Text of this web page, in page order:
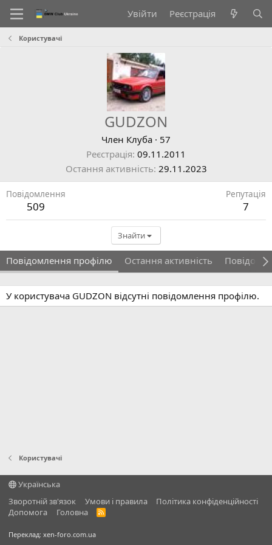
Увійти Реєстрація
Користувачі
GUDZON
Член Клуба · 57
Реєстрація 09.11.2011
Остання активність 29.11.2023
Повідомлення
509
Репутація
7
Знайти
Повідомлення профілю Остання активність
У користувача GUDZON відсутні повідомлення профілю.
Користувачі
Українська
Зворотній зв'язок
Умови і правила
Політика конфіденційності
Дoпoмoга
Головна
R
Переклад: xen-foro.com.ua